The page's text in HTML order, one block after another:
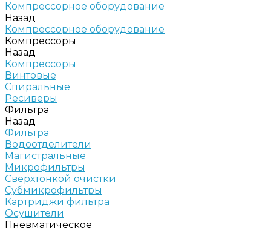
Компрессорное оборудование
Назад
Компрессорное оборудование
Компрессоры
Назад
Компрессоры
Винтовые
Спиральные
Ресиверы
Фильтра
Назад
Фильтра
Водоотделители
Магистральные
Микрофильтры
Сверхтонкой очистки
Субмикрофильтры
Картриджи фильтра
Осушители
Пневматическое